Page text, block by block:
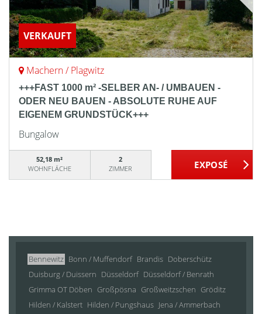
VERKAUFT
Machern / Plagwitz
+++FAST 1000 m² -SELBER AN- / UMBAUEN -
ODER NEU BAUEN - ABSOLUTE RUHE AUF
EIGENEM GRUNDSTÜCK+++
Bungalow
52,18 m²
WOHNFLÄCHE
2
ZIMMER
Bennewitz Bonn / Muffendorf Brandis Doberschütz
Duisburg / Duissern Düsseldorf Düsseldorf / Benrath
Grimma OT Döben Großpösna Großweitzschen Gröditz
Hilden / Kalstert Hilden / Pungshaus Jena / Ammerbach